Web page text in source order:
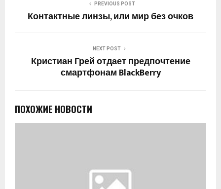
PREVIOUS POST
Контактные линзы, или мир без очков
NEXT POST
Кристиан Грей отдает предпочтение
смартфонам BlackBerry
ПОХОЖИЕ НОВОСТИ